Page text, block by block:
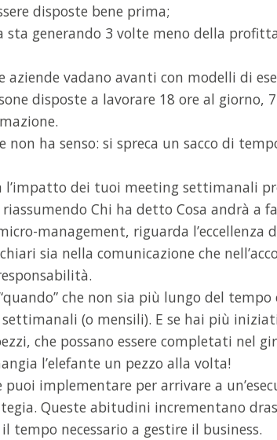
disposte bene prima;
sta generando 3 volte meno della
aziende vadano avanti con modelli di
disposte a lavorare 18 ore al giorno,
non ha senso: si spreca un sacco di
l’impatto dei tuoi meeting settimanali
Chi ha detto Cosa andrà a
management, riguarda l’eccellenza
sia nella comunicazione che
che non sia più lungo del tempo
(o mensili). E se hai più
che possano essere completati nel
l’elefante un pezzo alla volta!
implementare per arrivare a
Queste abitudini incrementano
necessario a gestire il business.